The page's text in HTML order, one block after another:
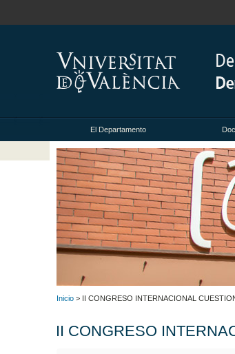
El Departamento
Inicio > II CONGRESO INTERNACIONAL
II CONGRESO